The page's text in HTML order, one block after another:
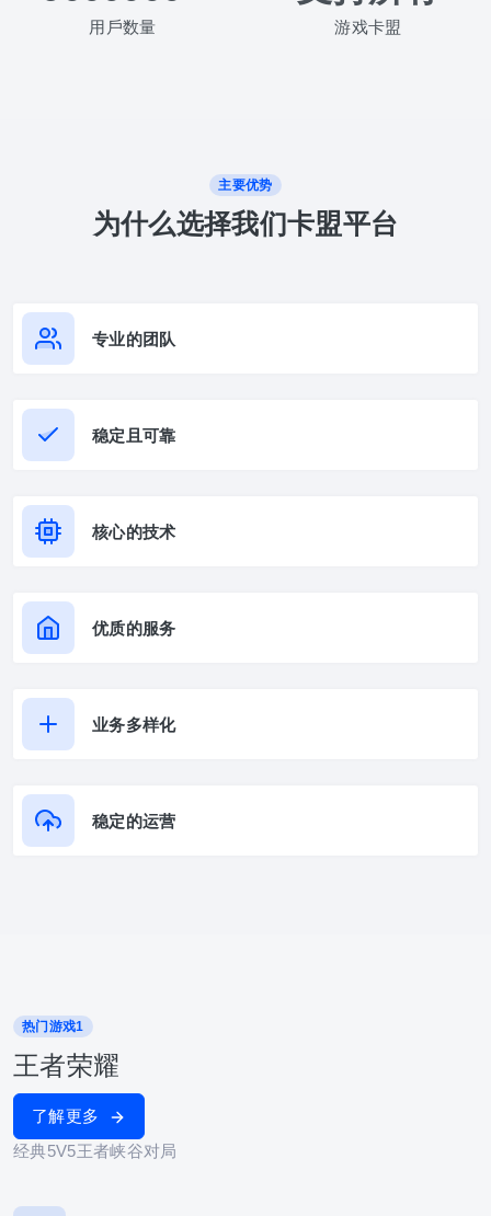
用戶数量 游戏卡盟
主要优势
为什么选择我们卡盟平台
专业的团队
稳定且可靠
核心的技术
优质的服务
业务多样化
稳定的运营
热门游戏1
王者荣耀
了解更多
经典5V5王者峡谷对局